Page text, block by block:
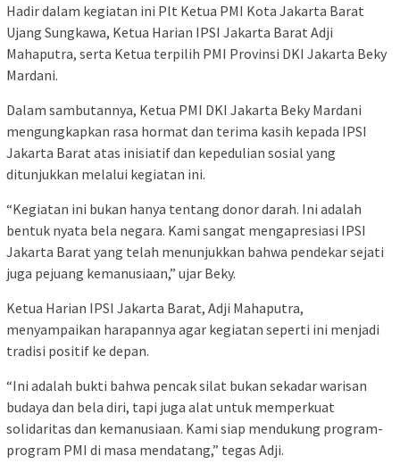
Hadir dalam kegiatan ini Plt Ketua PMI Kota Jakarta Barat
Ujang Sungkawa, Ketua Harian IPSI Jakarta Barat Adji
Mahaputra, serta Ketua terpilih PMI Provinsi DKI Jakarta Beky
Mardani.
Dalam sambutannya, Ketua PMI DKI Jakarta Beky Mardani
mengungkapkan rasa hormat dan terima kasih kepada IPSI
Jakarta Barat atas inisiatif dan kepedulian sosial yang
ditunjukkan melalui kegiatan ini.
“Kegiatan ini bukan hanya tentang donor darah. Ini adalah
bentuk nyata bela negara. Kami sangat mengapresiasi IPSI
Jakarta Barat yang telah menunjukkan bahwa pendekar sejati
juga pejuang kemanusiaan,” ujar Beky.
Ketua Harian IPSI Jakarta Barat, Adji Mahaputra,
menyampaikan harapannya agar kegiatan seperti ini menjadi
tradisi positif ke depan.
“Ini adalah bukti bahwa pencak silat bukan sekadar warisan
budaya dan bela diri, tapi juga alat untuk memperkuat
solidaritas dan kemanusiaan. Kami siap mendukung program-
program PMI di masa mendatang,” tegas Adji.